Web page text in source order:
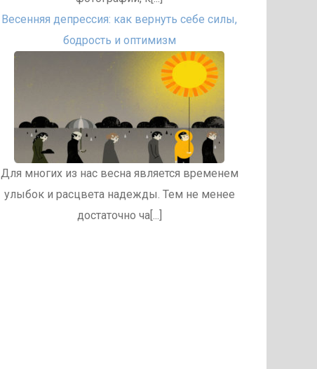
Весенняя депрессия: как вернуть себе силы,
бодрость и оптимизм
Для многих из нас весна является временем
улыбок и расцвета надежды. Тем не менее
достаточно ча[...]